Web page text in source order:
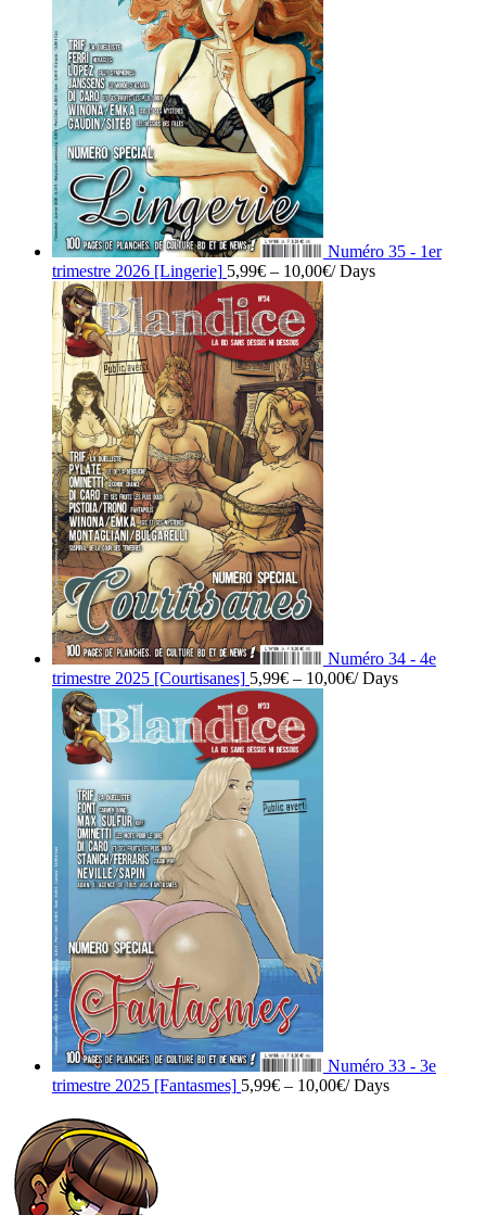
Numéro 35 - 1er
trimestre 2026 [Lingerie] 5,99€ – 10,00€/ Days
Numéro 34 - 4e
trimestre 2025 [Courtisanes] 5,99€ – 10,00€/ Days
Numéro 33 - 3e
trimestre 2025 [Fantasmes] 5,99€ – 10,00€/ Days